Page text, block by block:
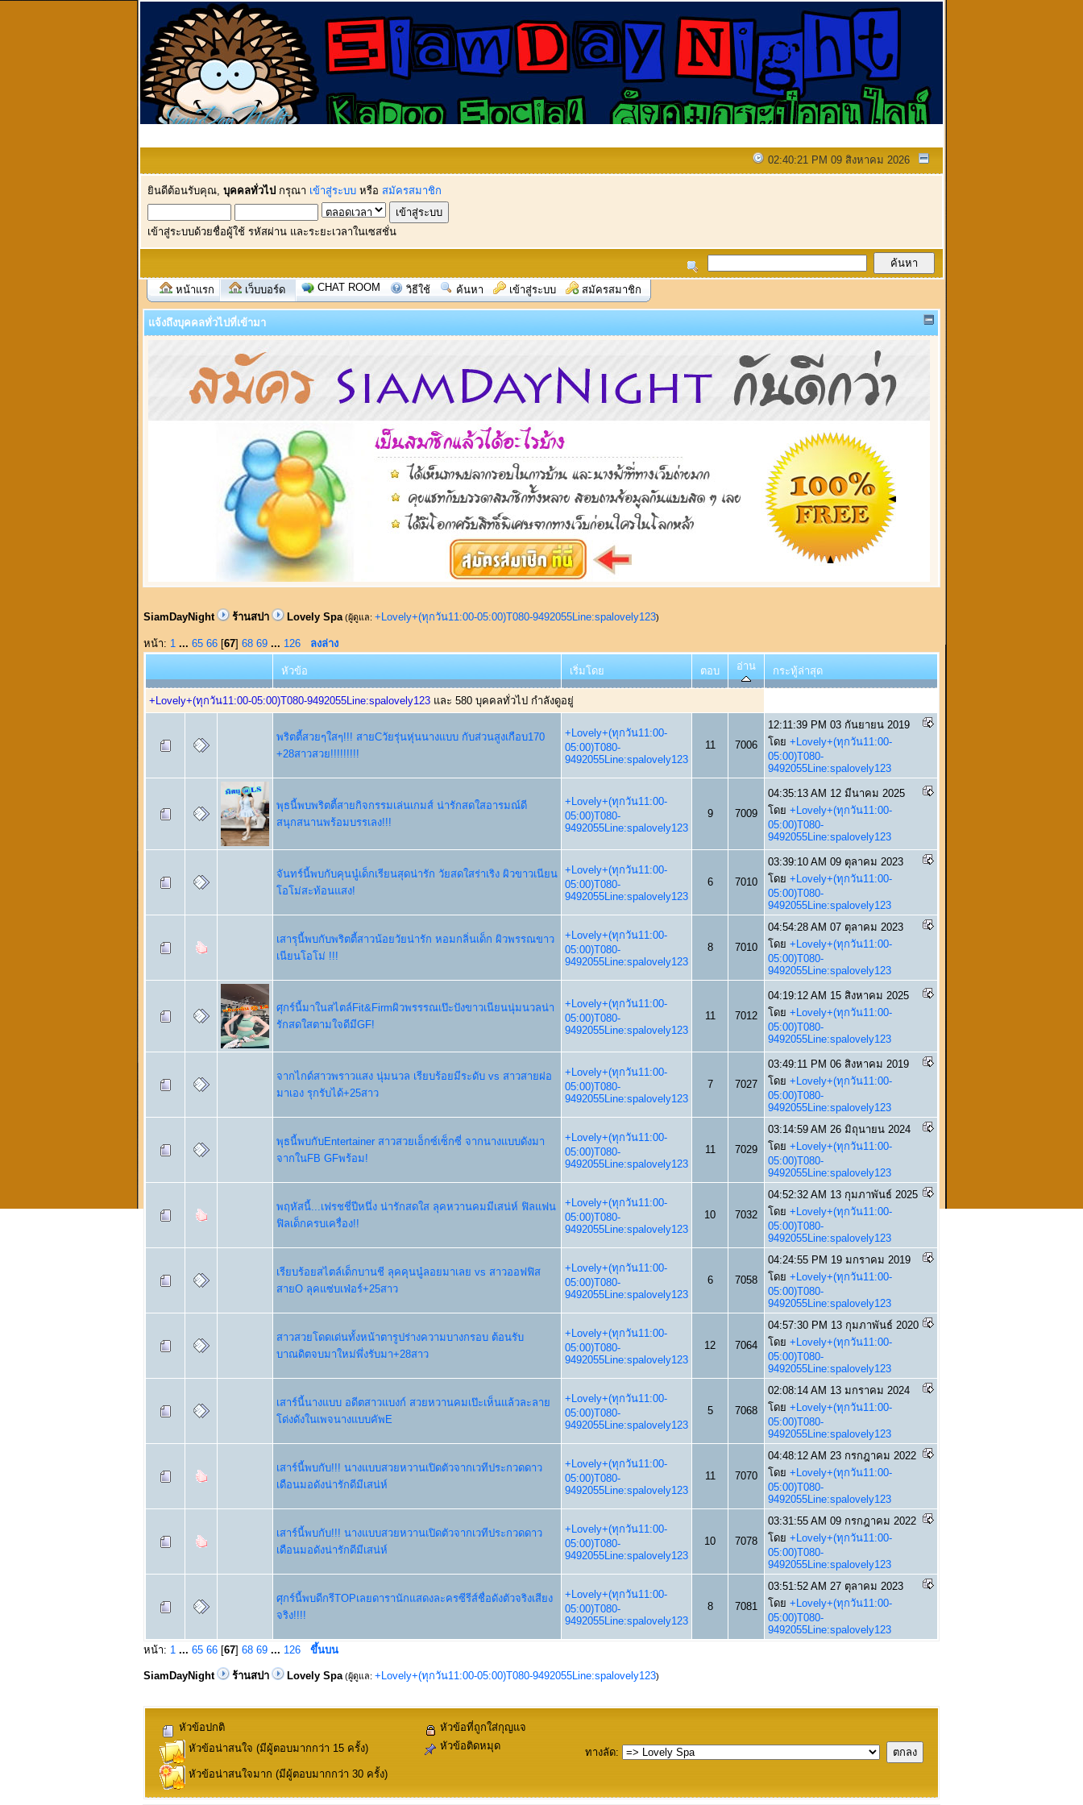
02:40:21 PM 09 สิงหาคม 2026
ยินดีต้อนรับคุณ, บุคคลทั่วไป กรุณา เข้าสู่ระบบ หรือ สมัครสมาชิก
เข้าสู่ระบบด้วยชื่อผู้ใช้ รหัสผ่าน และระยะเวลาในเซสชั่น
หน้าแรก เว็บบอร์ด CHAT ROOM วิธีใช้ ค้นหา เข้าสู่ระบบ สมัครสมาชิก
แจ้งถึงบุคคลทั่วไปที่เข้ามา
SiamDayNight ร้านสปา Lovely Spa (ผู้ดูแล: +Lovely+(ทุกวัน11:00-05:00)T080-9492055Line:spalovely123)
หน้า: 1 ... 65 66 [67] 68 69 ... 126 ลงล่าง
หัวข้อ เริ่มโดย ตอบ อ่าน กระทู้ล่าสุด
+Lovely+(ทุกวัน11:00-05:00)T080-9492055Line:spalovely123 และ 580 บุคคลทั่วไป กำลังดูอยู่
พริตตี้สวยๆใสๆ!!! สายCวัยรุ่นหุ่นนางแบบ กับส่วนสูงเกือบ170
+28สาวสวย!!!!!!!!!
+Lovely+(ทุกวัน11:00-
05:00)T080-
9492055Line:spalovely123
11 7006
12:11:39 PM 03 กันยายน 2019
โดย +Lovely+(ทุกวัน11:00-
05:00)T080-
9492055Line:spalovely123
พุธนี้พบพริตตี้สายกิจกรรมเล่นเกมส์ น่ารักสดใสอารมณ์ดี
สนุกสนานพร้อมบรรเลง!!!
+Lovely+(ทุกวัน11:00-
05:00)T080-
9492055Line:spalovely123
9 7009
04:35:13 AM 12 มีนาคม 2025
โดย +Lovely+(ทุกวัน11:00-
05:00)T080-
9492055Line:spalovely123
จันทร์นี้พบกับคุนนู๋เด็กเรียนสุดน่ารัก วัยสดใสร่าเริง ผิวขาวเนียน
โอโม่สะท้อนแสง!
+Lovely+(ทุกวัน11:00-
05:00)T080-
9492055Line:spalovely123
6 7010
03:39:10 AM 09 ตุลาคม 2023
โดย +Lovely+(ทุกวัน11:00-
05:00)T080-
9492055Line:spalovely123
เสารฺฺนี้พบกับพริตตี้สาวน้อยวัยน่ารัก หอมกลิ่นเด็ก ผิวพรรณขาว
เนียนโอโม่ !!!
+Lovely+(ทุกวัน11:00-
05:00)T080-
9492055Line:spalovely123
8 7010
04:54:28 AM 07 ตุลาคม 2023
โดย +Lovely+(ทุกวัน11:00-
05:00)T080-
9492055Line:spalovely123
ศุกร์นี้มาในสไตล์Fit&Firmผิวพรรรณเป๊ะปังขาวเนียนนุ่มนวลน่า
รักสดใสตามใจดีมีGF!
+Lovely+(ทุกวัน11:00-
05:00)T080-
9492055Line:spalovely123
11 7012
04:19:12 AM 15 สิงหาคม 2025
โดย +Lovely+(ทุกวัน11:00-
05:00)T080-
9492055Line:spalovely123
จากไกด์สาวพราวแสง นุ่มนวล เรียบร้อยมีระดับ vs สาวสายฝอ
มาเอง รุกรับได้+25สาว
+Lovely+(ทุกวัน11:00-
05:00)T080-
9492055Line:spalovely123
7 7027
03:49:11 PM 06 สิงหาคม 2019
โดย +Lovely+(ทุกวัน11:00-
05:00)T080-
9492055Line:spalovely123
พุธนี้พบกับEntertainer สาวสวยเอ็กซ์เซ็กซี่ จากนางแบบดังมา
จากในFB GFพร้อม!
+Lovely+(ทุกวัน11:00-
05:00)T080-
9492055Line:spalovely123
11 7029
03:14:59 AM 26 มิถุนายน 2024
โดย +Lovely+(ทุกวัน11:00-
05:00)T080-
9492055Line:spalovely123
พฤหัสนี้...เฟรชชี่ปีหนึ่ง น่ารักสดใส ลุคหวานคมมีเสน่ห์ ฟิลแฟน
ฟิลเด็กครบเครื่อง!!
+Lovely+(ทุกวัน11:00-
05:00)T080-
9492055Line:spalovely123
10 7032
04:52:32 AM 13 กุมภาพันธ์ 2025
โดย +Lovely+(ทุกวัน11:00-
05:00)T080-
9492055Line:spalovely123
เรียบร้อยสไตล์เด็กบานชี ลุคคุนนู๋ลอยมาเลย vs สาวออฟฟิส
สายO ลุคแซ่บเฟ่อร์+25สาว
+Lovely+(ทุกวัน11:00-
05:00)T080-
9492055Line:spalovely123
6 7058
04:24:55 PM 19 มกราคม 2019
โดย +Lovely+(ทุกวัน11:00-
05:00)T080-
9492055Line:spalovely123
สาวสวยโดดเด่นทั้งหน้าตารูปร่างความบางกรอบ ต้อนรับ
บาณดิตจบมาใหม่พึ่งรับมา+28สาว
+Lovely+(ทุกวัน11:00-
05:00)T080-
9492055Line:spalovely123
12 7064
04:57:30 PM 13 กุมภาพันธ์ 2020
โดย +Lovely+(ทุกวัน11:00-
05:00)T080-
9492055Line:spalovely123
เสาร์นี้นางแบบ อดีตสาวแบงก์ สวยหวานคมเป๊ะเห็นแล้วละลาย
โด่งดังในเพจนางแบบคัพE
+Lovely+(ทุกวัน11:00-
05:00)T080-
9492055Line:spalovely123
5 7068
02:08:14 AM 13 มกราคม 2024
โดย +Lovely+(ทุกวัน11:00-
05:00)T080-
9492055Line:spalovely123
เสาร์นี้พบกับ!!! นางแบบสวยหวานเปิดตัวจากเวทีประกวดดาว
เดือนมอดังน่ารักดีมีเสน่ห์
+Lovely+(ทุกวัน11:00-
05:00)T080-
9492055Line:spalovely123
11 7070
04:48:12 AM 23 กรกฎาคม 2022
โดย +Lovely+(ทุกวัน11:00-
05:00)T080-
9492055Line:spalovely123
เสาร์นี้พบกับ!!! นางแบบสวยหวานเปิดตัวจากเวทีประกวดดาว
เดือนมอดังน่ารักดีมีเสน่ห์
+Lovely+(ทุกวัน11:00-
05:00)T080-
9492055Line:spalovely123
10 7078
03:31:55 AM 09 กรกฎาคม 2022
โดย +Lovely+(ทุกวัน11:00-
05:00)T080-
9492055Line:spalovely123
ศุกร์นี้พบดีกรีTOPเลยดารานักแสดงละครซีรีส์ชื่อดังตัวจริงเสียง
จริง!!!!
+Lovely+(ทุกวัน11:00-
05:00)T080-
9492055Line:spalovely123
8 7081
03:51:52 AM 27 ตุลาคม 2023
โดย +Lovely+(ทุกวัน11:00-
05:00)T080-
9492055Line:spalovely123
หน้า: 1 ... 65 66 [67] 68 69 ... 126 ขึ้นบน
SiamDayNight ร้านสปา Lovely Spa (ผู้ดูแล: +Lovely+(ทุกวัน11:00-05:00)T080-9492055Line:spalovely123)
หัวข้อปกติ
หัวข้อน่าสนใจ (มีผู้ตอบมากกว่า 15 ครั้ง)
หัวข้อน่าสนใจมาก (มีผู้ตอบมากกว่า 30 ครั้ง)
หัวข้อที่ถูกใส่กุญแจ
หัวข้อติดหมุด
ทางลัด: